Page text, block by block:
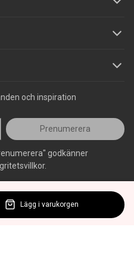
och inspiration
Prenumerera
godkänner
Lägg i varukorgen